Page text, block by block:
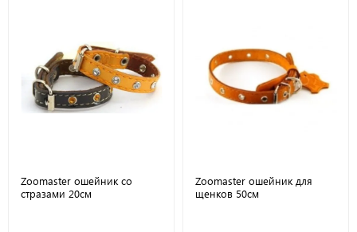
Zoomaster ошейник со
стразами 20см
Zoomaster ошейник для
щенков 50см